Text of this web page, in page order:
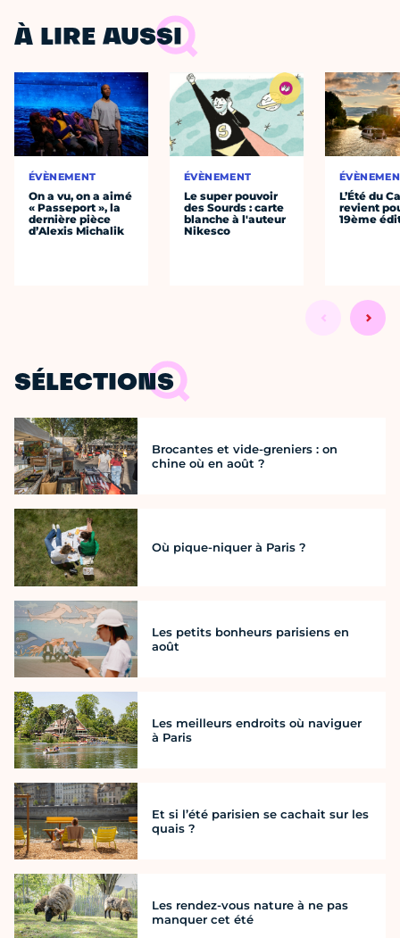
À LIRE AUSSI
ÉVÈNEMENT
On a vu, on a aimé
« Passeport », la
dernière pièce
d’Alexis Michalik
ÉVÈNEMENT
Le super pouvoir
des Sourds : carte
blanche à l'auteur
Nikesco
L’Été du
revient
19ème
SÉLECTIONS
Brocantes et vide-greniers : on
chine où en août ?
Où pique-niquer à Paris ?
Les petits bonheurs parisiens en
août
Les meilleurs endroits où naviguer
à Paris
Et si l’été parisien se cachait sur les
quais ?
Les rendez-vous nature à ne pas
manquer cet été